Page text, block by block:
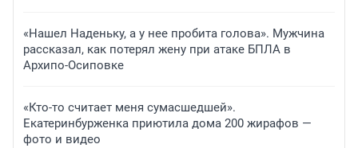
«Нашел Наденьку, а у нее пробита голова». Мужчина
рассказал, как потерял жену при атаке БПЛА в
Архипо-Осиповке
«Кто-то считает меня сумасшедшей».
Екатеринбурженка приютила дома 200 жирафов —
фото и видео